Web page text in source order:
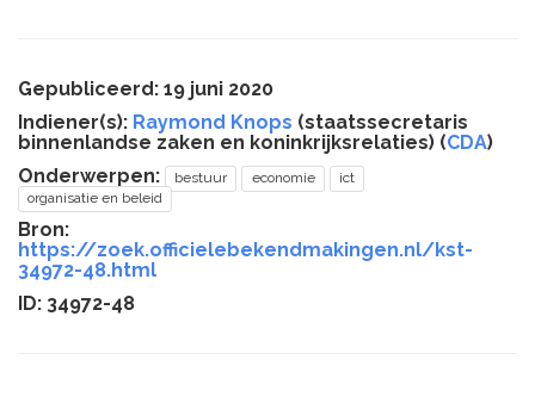
Gepubliceerd: 19 juni 2020
Indiener(s): Raymond Knops (staatssecretaris
binnenlandse zaken en koninkrijksrelaties) (CDA)
Onderwerpen:
bestuur economie
ict
organisatie en beleid
Bron:
https://zoek.officielebekendmakingen.nl/kst-
34972-48.html
ID: 34972-48